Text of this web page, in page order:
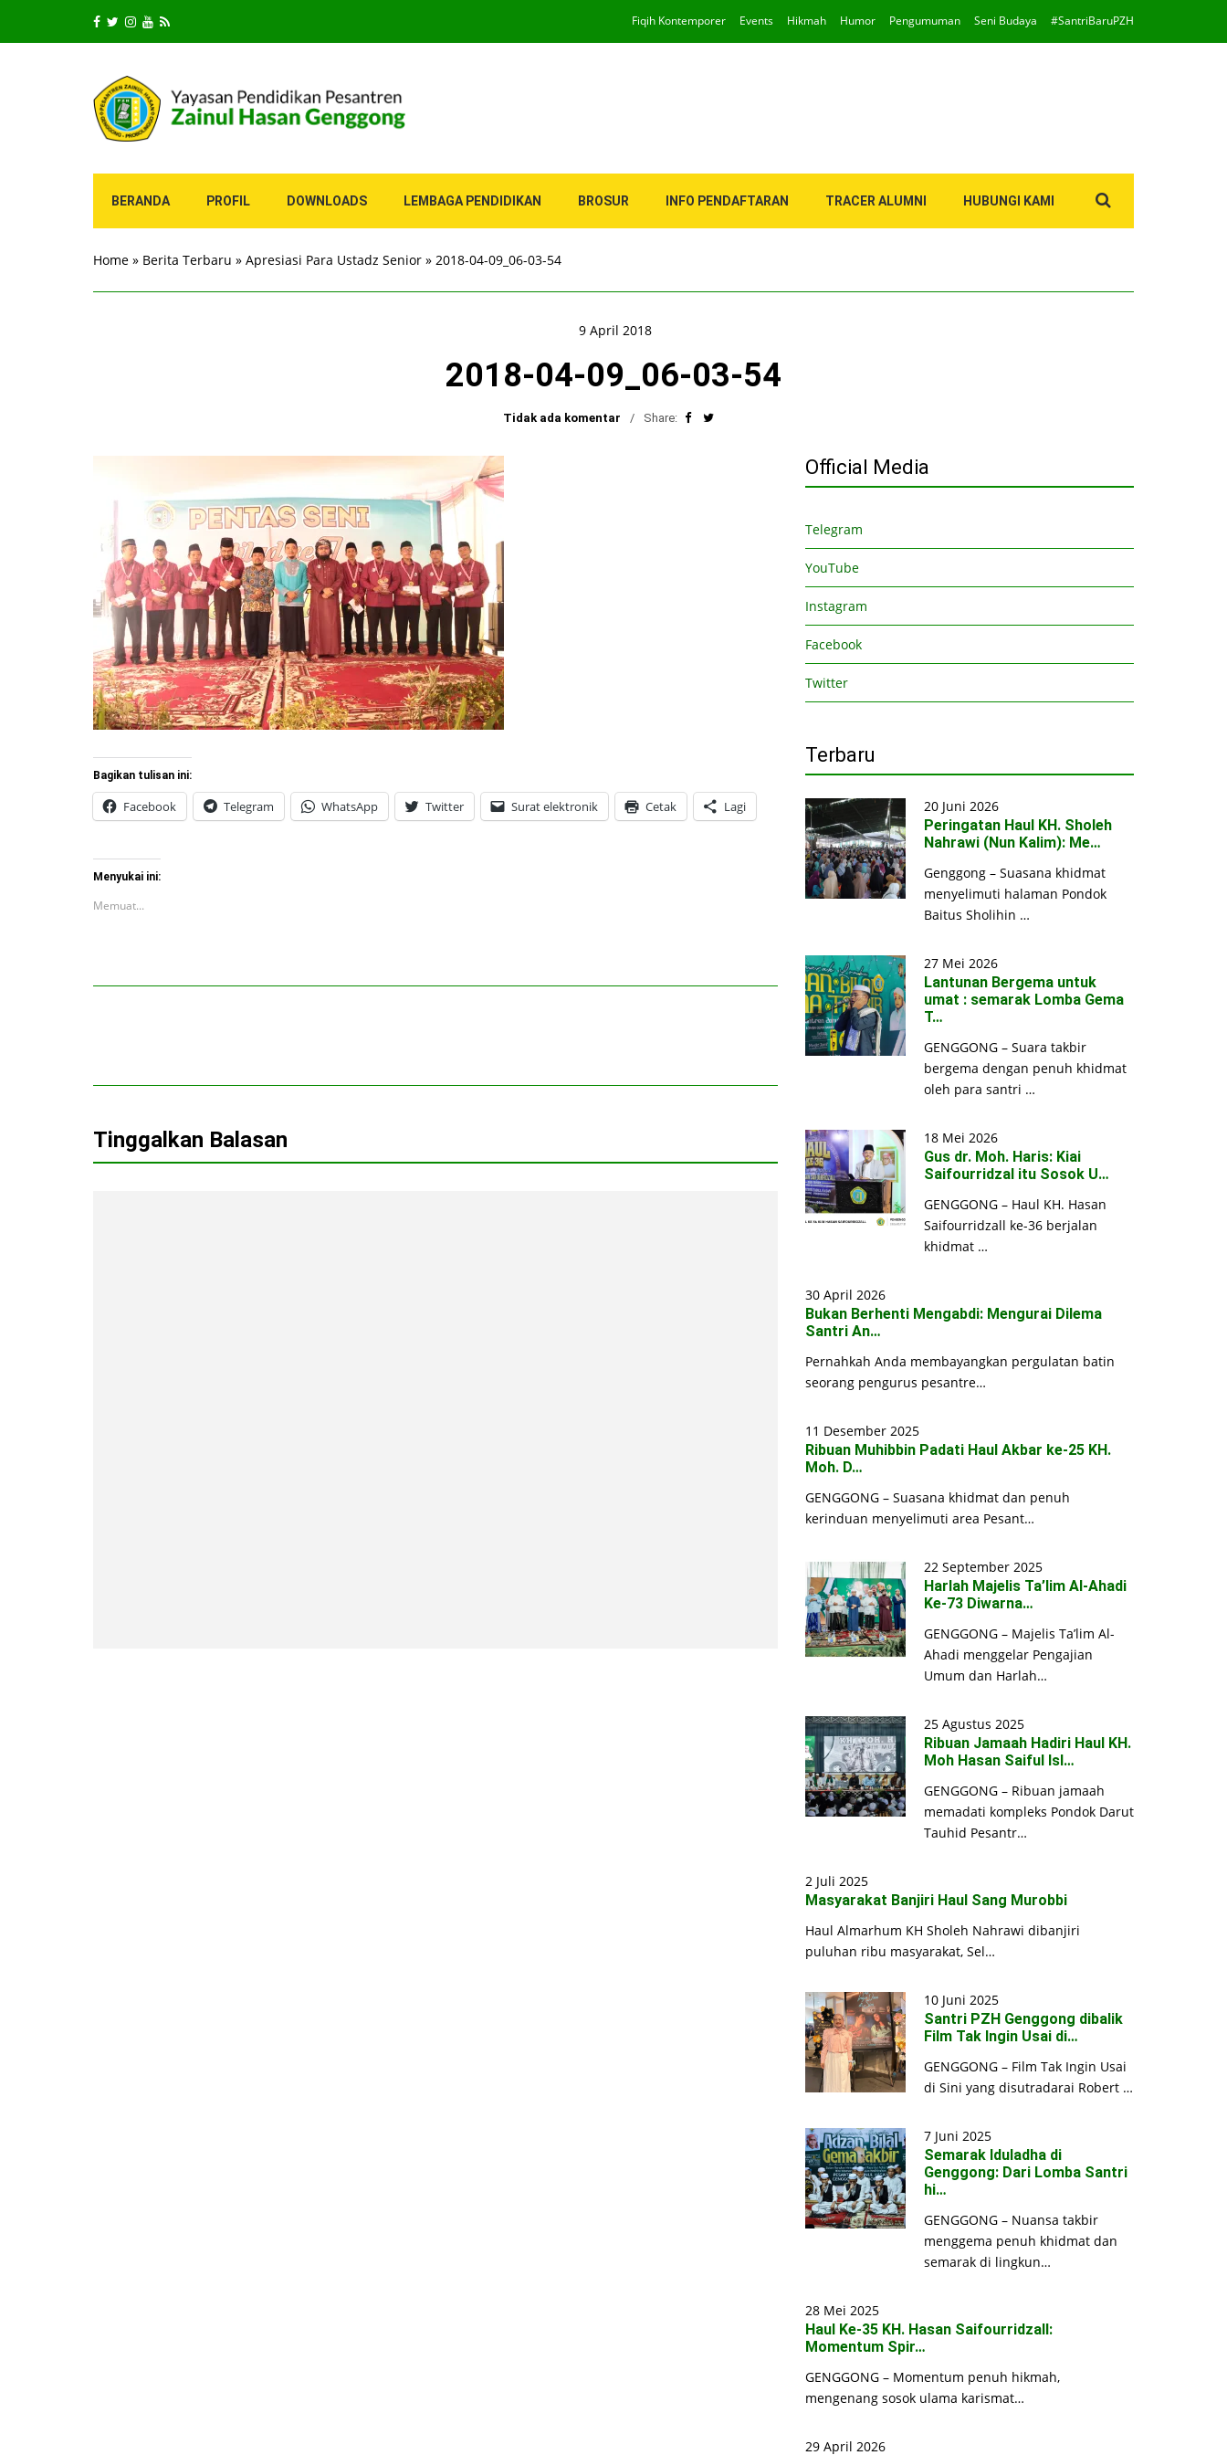
Fiqih Kontemporer Events Hikmah Humor Pengumuman Seni Budaya #SantriBaruPZH
BERANDA PROFIL DOWNLOADS LEMBAGA PENDIDIKAN BROSUR INFO PENDAFTARAN TRACER ALUMNI HUBUNGI KAMI
for:
Home » Berita Terbaru » Apresiasi Para Ustadz Senior » 2018-04-09_06-03-54
9 April 2018
2018-04-09_06-03-54
Tidak ada komentar Share:
Bagikan tulisan ini:
Facebook Telegram WhatsApp Twitter Surat elektronik Cetak Lagi
Menyukai ini:
Memuat...
Tinggalkan Balasan
Official Media
Telegram
YouTube
Instagram
Facebook
Twitter
Terbaru
20 Juni 2026
Peringatan Haul KH. Sholeh
Nahrawi (Nun Kalim): Me…
Genggong – Suasana khidmat
menyelimuti halaman Pondok
Baitus Sholihin …
27 Mei 2026
Lantunan Bergema untuk
umat : semarak Lomba Gema
T…
GENGGONG – Suara takbir
bergema dengan penuh khidmat
oleh para santri …
18 Mei 2026
Gus dr. Moh. Haris: Kiai
Saifourridzal itu Sosok U…
GENGGONG – Haul KH. Hasan
Saifourridzall ke-36 berjalan
khidmat …
30 April 2026
Bukan Berhenti Mengabdi: Mengurai Dilema
Santri An…
Pernahkah Anda membayangkan pergulatan batin
seorang pengurus pesantre…
11 Desember 2025
Ribuan Muhibbin Padati Haul Akbar ke-25 KH.
Moh. D…
GENGGONG – Suasana khidmat dan penuh
kerinduan menyelimuti area Pesant…
22 September 2025
Harlah Majelis Ta’lim Al-Ahadi
Ke-73 Diwarna…
GENGGONG – Majelis Ta’lim Al-
Ahadi menggelar Pengajian
Umum dan Harlah…
25 Agustus 2025
Ribuan Jamaah Hadiri Haul KH.
Moh Hasan Saiful Isl…
GENGGONG – Ribuan jamaah
memadati kompleks Pondok Darut
Tauhid Pesantr…
2 Juli 2025
Masyarakat Banjiri Haul Sang Murobbi
Haul Almarhum KH Sholeh Nahrawi dibanjiri
puluhan ribu masyarakat, Sel…
10 Juni 2025
Santri PZH Genggong dibalik
Film Tak Ingin Usai di…
GENGGONG – Film Tak Ingin Usai
di Sini yang disutradarai Robert …
7 Juni 2025
Semarak Iduladha di
Genggong: Dari Lomba Santri
hi…
GENGGONG – Nuansa takbir
menggema penuh khidmat dan
semarak di lingkun…
28 Mei 2025
Haul Ke-35 KH. Hasan Saifourridzall:
Momentum Spir…
GENGGONG – Momentum penuh hikmah,
mengenang sosok ulama karismat…
29 April 2026